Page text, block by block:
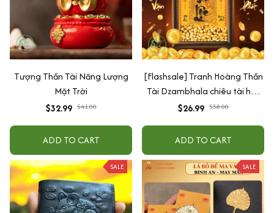
Tượng Thần Tài Năng Lượng
Mặt Trời
$32.99 $41.00
ADD TO CART
[Flashsale] Tranh Hoàng Thần
Tài Dzambhala chiêu tài hút
lộc, tăng vượng khí
$26.99 $38.00
ADD TO CART
SALE SALE